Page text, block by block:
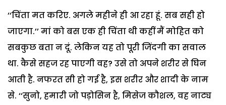
‘‘चिंता मत करिए. अगले महीने ही आ रहा हूं. सब सही हो
जाएगा.’’ मां को बस एक ही चिंता थी कहीं मैं मोहित को
सबकुछ बता न दूं. लेकिन यह तो पूरी जिंदगी का सवाल
था. कैसे सहज रह पाएगी वह? उसे तो अपने शरीर से घिन
आती है. नफरत सी हो गई है, इस शरीर और शादी के नाम
से. ‘‘सुनो, हमारी जो पड़ोसिन है, मिसेज कौशल, वह नाट्य